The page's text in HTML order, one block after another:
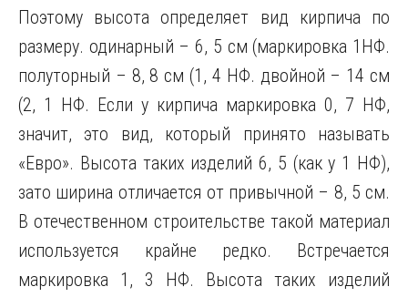
Поэтому высота определяет вид кирпича по
размеру. одинарный – 6, 5 см (маркировка 1НФ.
полуторный – 8, 8 см (1, 4 НФ. двойной – 14 см
(2, 1 НФ. Если у кирпича маркировка 0, 7 НФ,
значит, это вид, который принято называть
«Евро». Высота таких изделий 6, 5 (как у 1 НФ),
зато ширина отличается от привычной – 8, 5 см.
В отечественном строительстве такой материал
используется крайне редко. Встречается
маркировка 1, 3 НФ. Высота таких изделий